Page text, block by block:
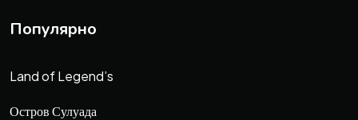
Популярно
Land of Legend’s
Остров Сулуада